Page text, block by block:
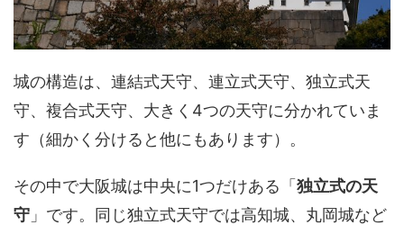
城の構造は、連結式天守、連立式天守、独立式天
守、複合式天守、大きく4つの天守に分かれていま
す（細かく分けると他にもあります）。
その中で大阪城は中央に1つだけある「独立式の天
守 」です。同じ独立式天守では高知城、丸岡城など